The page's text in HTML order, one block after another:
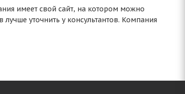
имеет свой сайт, на котором можно
уточнить у консультантов. Компания